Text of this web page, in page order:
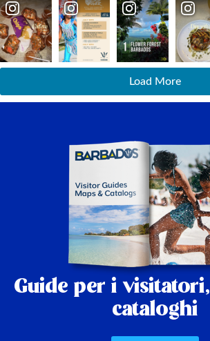
Load More
Guide per i visitatori,
cataloghi